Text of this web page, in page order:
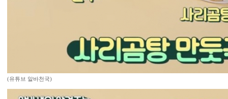
(유튜브 알바천국)